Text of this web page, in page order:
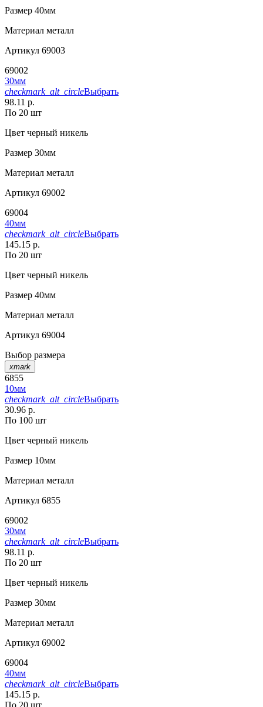
Размер 40мм
Материал металл
Артикул 69003
69002
30мм
checkmark_alt_circleВыбрать
98.11 р.
По 20 шт
Цвет черный никель
Размер 30мм
Материал металл
Артикул 69002
69004
40мм
checkmark_alt_circleВыбрать
145.15 р.
По 20 шт
Цвет черный никель
Размер 40мм
Материал металл
Артикул 69004
Выбор размера
xmark
6855
10мм
checkmark_alt_circleВыбрать
30.96 р.
По 100 шт
Цвет черный никель
Размер 10мм
Материал металл
Артикул 6855
69002
30мм
checkmark_alt_circleВыбрать
98.11 р.
По 20 шт
Цвет черный никель
Размер 30мм
Материал металл
Артикул 69002
69004
40мм
checkmark_alt_circleВыбрать
145.15 р.
По 20 шт